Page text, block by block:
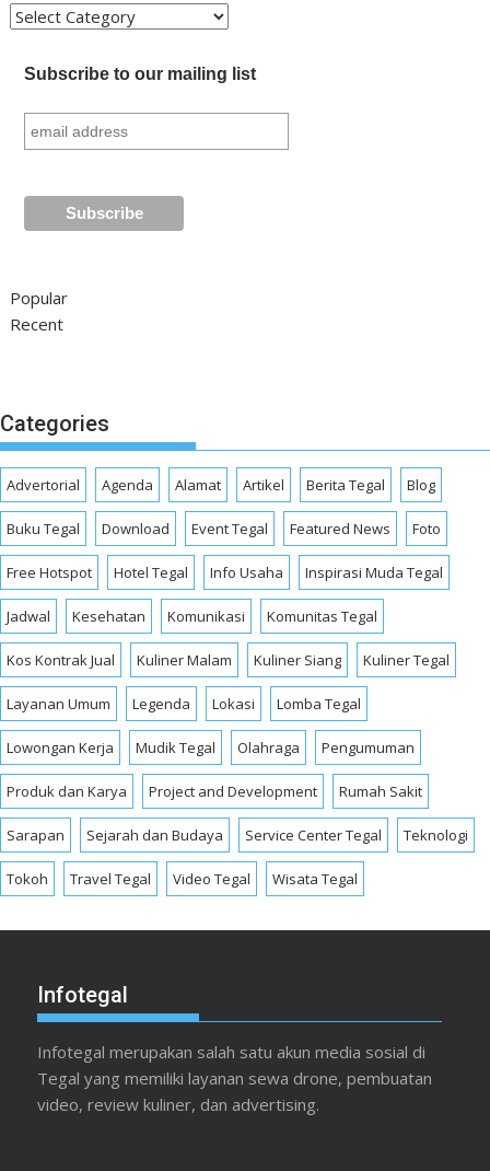
Kategori
Subscribe to our mailing list
Popular
Recent
Categories
Advertorial Agenda Alamat Artikel Berita Tegal Blog
Buku Tegal Download Event Tegal Featured News Foto
Free Hotspot Hotel Tegal Info Usaha Inspirasi Muda Tegal
Jadwal Kesehatan Komunikasi Komunitas Tegal
Kos Kontrak Jual Kuliner Malam Kuliner Siang Kuliner Tegal
Layanan Umum Legenda Lokasi Lomba Tegal
Lowongan Kerja Mudik Tegal Olahraga Pengumuman
Produk dan Karya Project and Development Rumah Sakit
Sarapan Sejarah dan Budaya Service Center Tegal Teknologi
Tokoh Travel Tegal Video Tegal Wisata Tegal
Infotegal
Infotegal merupakan salah satu akun media sosial di
Tegal yang memiliki layanan sewa drone, pembuatan
video, review kuliner, dan advertising.